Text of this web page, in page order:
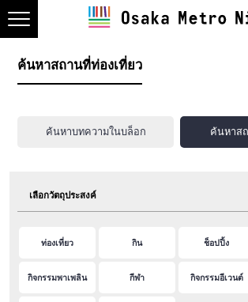
ค้นหาสถานที่ท่องเที่ยว
ค้นหาบทความในบล็อก ค้นหาส
เลือกวัตถุประสงค์
ท่องเที่ยว กิน ช็อปปิ้ง
กิจกรรมพาเพลิน กีฬา กิจกรรมอีเวนต์